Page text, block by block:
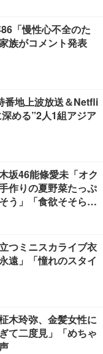
「慢性心不全のた
族がコメント発表
番地上波放送＆Netfli
める”2人1組アジア
坂46能條愛未「オク
作りの夏野菜たっぷ
う」「食欲そそられ
つミニスカライブ衣
遠」「憧れのスタイ
木玲弥、金髪女性に
て二度見」「めちゃ